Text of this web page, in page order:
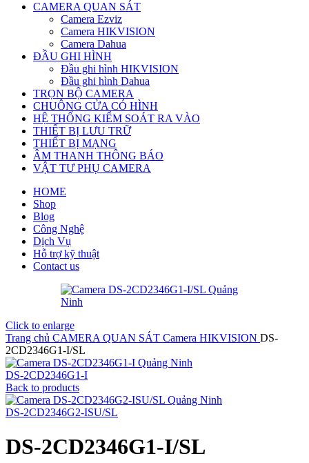
CAMERA QUAN SÁT
Camera Ezviz
Camera HIKVISION
Camera Dahua
ĐẦU GHI HÌNH
Đầu ghi hình HIKVISION
Đầu ghi hình Dahua
TRỌN BỘ CAMERA
CHUÔNG CỬA CÓ HÌNH
HỆ THỐNG KIỂM SOÁT RA VÀO
THIẾT BỊ LƯU TRỮ
THIẾT BỊ MẠNG
ÂM THANH THÔNG BÁO
VẬT TƯ PHỤ CAMERA
HOME
Shop
Blog
Công Nghệ
Dịch Vụ
Hỗ trợ kỹ thuật
Contact us
Click to enlarge
Trang chủ CAMERA QUAN SÁT Camera HIKVISION DS-
2CD2346G1-I/SL
DS-2CD2346G1-I
Back to products
DS-2CD2346G2-ISU/SL
DS-2CD2346G1-I/SL